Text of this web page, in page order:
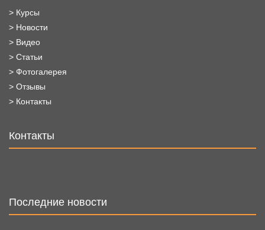
> Курсы
> Новости
> Видео
> Статьи
> Фотогалерея
> Отзывы
> Контакты
Контакты
Последние новости